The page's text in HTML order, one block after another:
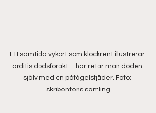
Ett samtida vykort som klockrent illustrerar
arditis dödsförakt – här retar man döden
själv med en påfågelsfjäder. Foto:
skribentens samling